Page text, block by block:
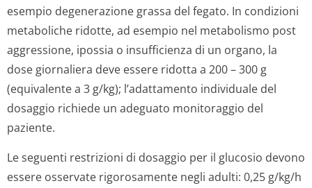
esempio degenerazione grassa del fegato. In condizioni
metaboliche ridotte, ad esempio nel metabolismo post
aggressione, ipossia o insufficienza di un organo, la
dose giornaliera deve essere ridotta a 200 – 300 g
(equivalente a 3 g/kg); l’adattamento individuale del
dosaggio richiede un adeguato monitoraggio del
paziente.
Le seguenti restrizioni di dosaggio per il glucosio devono
essere osservate rigorosamente negli adulti: 0,25 g/kg/h